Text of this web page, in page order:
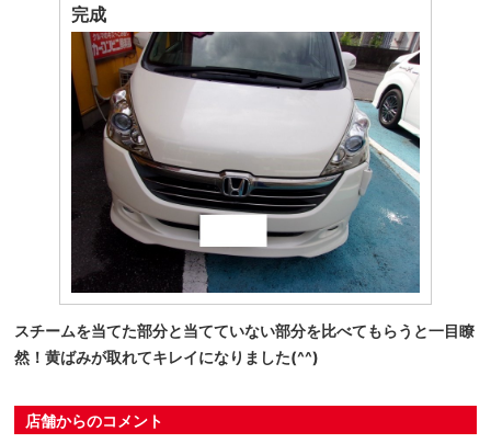
完成
スチームを当てた部分と当てていない部分を比べてもらうと一目瞭
然！黄ばみが取れてキレイになりました(^^)
店舗からのコメント